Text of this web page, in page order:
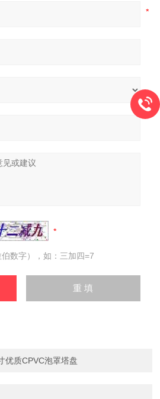
数字），如：三加四=7
优质CPVC泡罩塔盘